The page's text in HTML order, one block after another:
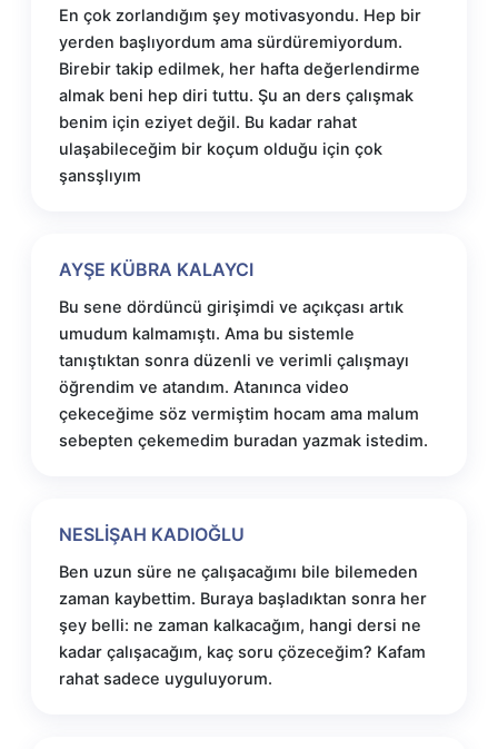
En çok zorlandığım şey motivasyondu. Hep bir
yerden başlıyordum ama sürdüremiyordum.
Birebir takip edilmek, her hafta değerlendirme
almak beni hep diri tuttu. Şu an ders çalışmak
benim için eziyet değil. Bu kadar rahat
ulaşabileceğim bir koçum olduğu için çok
şansşlıyım
AYŞE KÜBRA KALAYCI
Bu sene dördüncü girişimdi ve açıkçası artık
umudum kalmamıştı. Ama bu sistemle
tanıştıktan sonra düzenli ve verimli çalışmayı
öğrendim ve atandım. Atanınca video
çekeceğime söz vermiştim hocam ama malum
sebepten çekemedim buradan yazmak istedim.
NESLİŞAH KADIOĞLU
Ben uzun süre ne çalışacağımı bile bilemeden
zaman kaybettim. Buraya başladıktan sonra her
şey belli: ne zaman kalkacağım, hangi dersi ne
kadar çalışacağım, kaç soru çözeceğim? Kafam
rahat sadece uyguluyorum.